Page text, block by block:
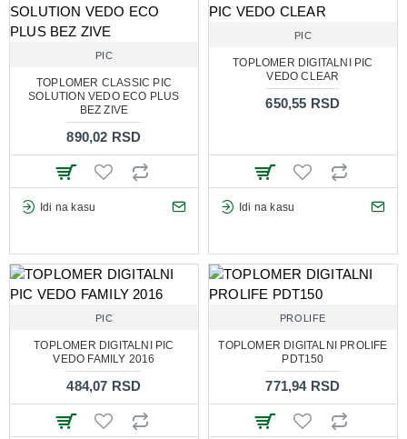
PIC
TOPLOMER CLASSIC PIC
SOLUTION VEDO ECO PLUS
BEZ ZIVE
890,02 RSD
Idi na kasu
PIC
TOPLOMER DIGITALNI PIC
VEDO CLEAR
650,55 RSD
Idi na kasu
PIC
TOPLOMER DIGITALNI PIC
VEDO FAMILY 2016
484,07 RSD
PROLIFE
TOPLOMER DIGITALNI PROLIFE
PDT150
771,94 RSD